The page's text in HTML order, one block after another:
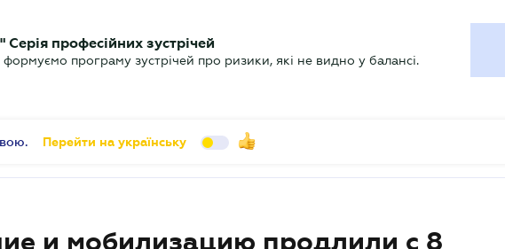
Календарь Актуально
Серія професійних зустрічей
програму зустрічей про ризики, які не видно у балансі.
Перейти на українську
и мобилизацию продлили с 8